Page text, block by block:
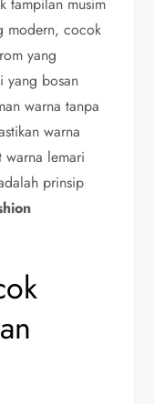
tampilan musim
modern, cocok
yang
bosan
warna tanpa
warna
lemari
prinsip